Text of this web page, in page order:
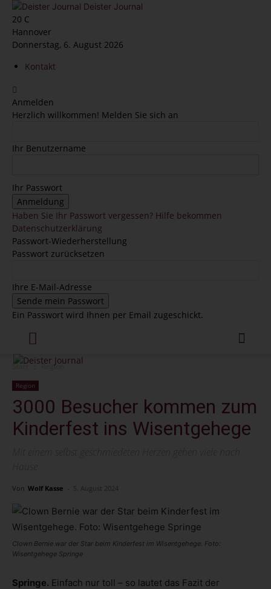
Deister Journal
20 C
Hannover
Donnerstag, 6. August 2026
Kontakt
Anmelden
Herzlich willkommen! Melden Sie sich an
Ihr Benutzername
Ihr Passwort
Haben Sie Ihr Passwort vergessen? Hilfe bekommen
Datenschutzerklärung
Passwort-Wiederherstellung
Passwort zurücksetzen
Ihre E-Mail-Adresse
Ein Passwort wird Ihnen per Email zugeschickt.
Start Region
Region
3000 Besucher kommen zum
Kinderfest ins Wisentgehege
Von Wolf Kasse - 5. August 2024
Clown Bernie war der Star beim Kinderfest im Wisentgehege. Foto:
Wisentgehege Springe
Springe. Einfach nur toll – so lautet das Fazit der